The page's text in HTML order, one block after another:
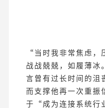
“当时我非常焦虑，
战战兢兢，如履薄
言曾有过长时间的沮
而支撑他再一次重振
于“成为连接系统行